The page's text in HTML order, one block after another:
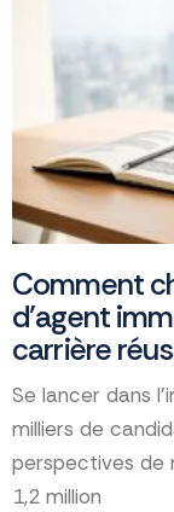
Comment
d’agent
carrière
Se lancer dans
milliers de
perspectives de
1,2 million